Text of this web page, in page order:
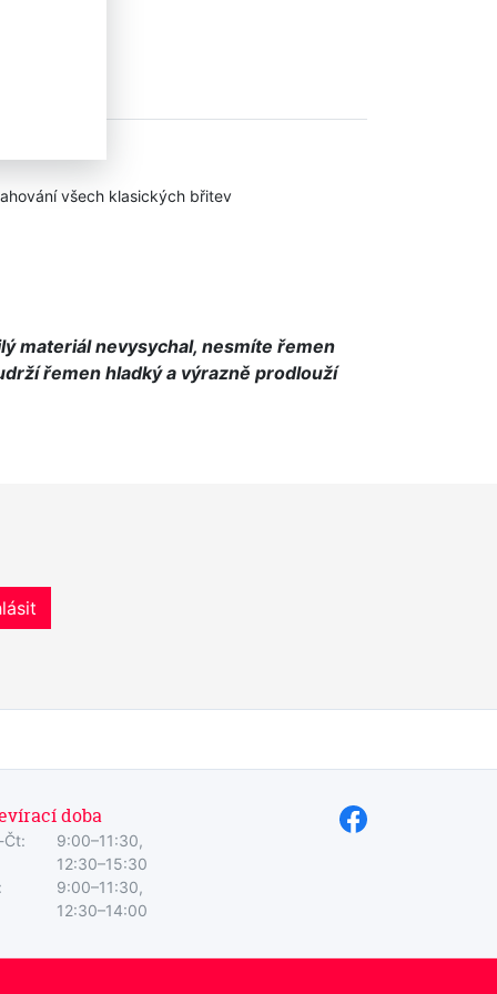
všech klasických břitev
materiál nevysychal, nesmíte řemen
řemen hladký a výrazně prodlouží
doba
Čt:
9:00–11:30,
12:30–15:30
9:00–11:30,
12:30–14:00